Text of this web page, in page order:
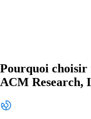
Pourquoi choisir
ACM Research,